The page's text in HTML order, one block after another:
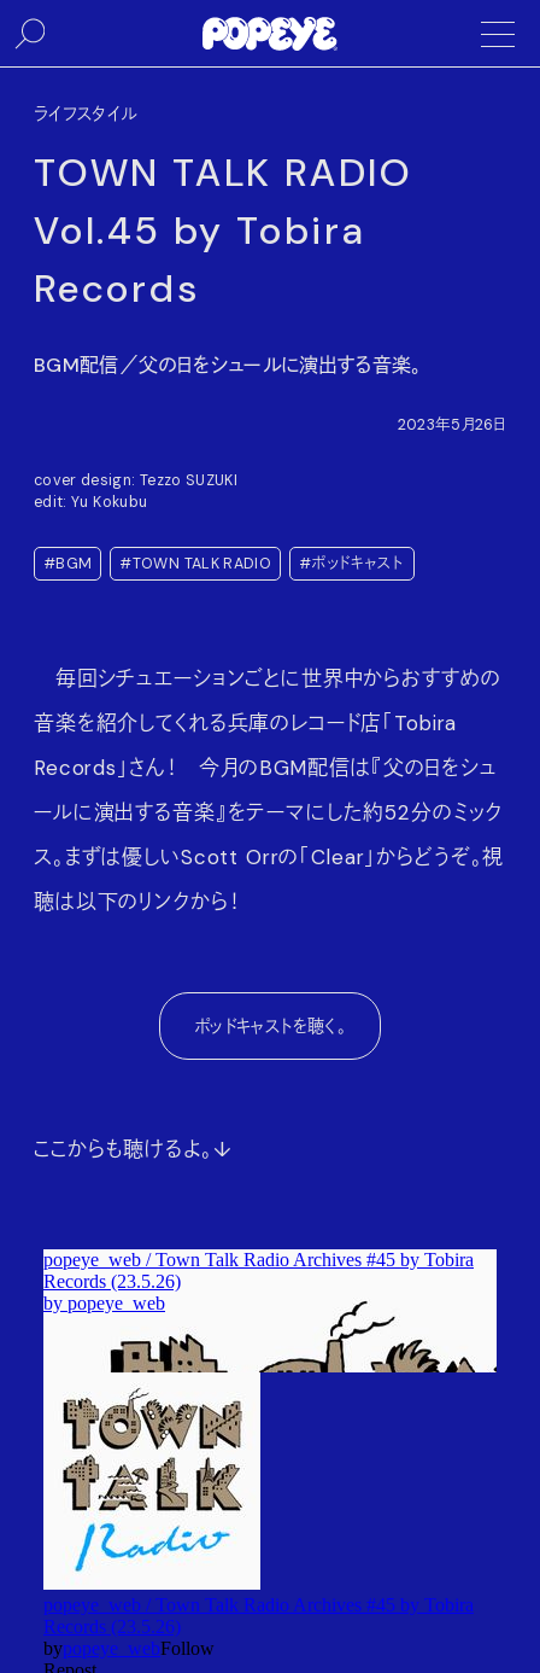
ライフスタイル
TOWN TALK RADIO
Vol.45 by Tobira
Records
BGM配信／父の日をシュールに演出する音楽。
2023年5月26日
cover design: Tezzo SUZUKI
edit: Yu Kokubu
#BGM #TOWN TALK RADIO #ポッドキャスト
毎回シチュエーションごとに世界中からおすすめの
音楽を紹介してくれる兵庫のレコード店「Tobira
Records」さん！ 今月のBGM配信は『父の日をシュ
ールに演出する音楽』をテーマにした約52分のミック
ス。まずは優しいScott Orrの「Clear」からどうぞ。視
聴は以下のリンクから！
ポッドキャストを聴く。
ここからも聴けるよ。↓